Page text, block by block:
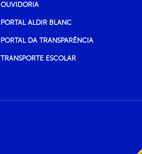
OUVIDORIA
PORTAL ALDIR BLANC
PORTAL DA TRANSPARÊNCIA
TRANSPORTE ESCOLAR